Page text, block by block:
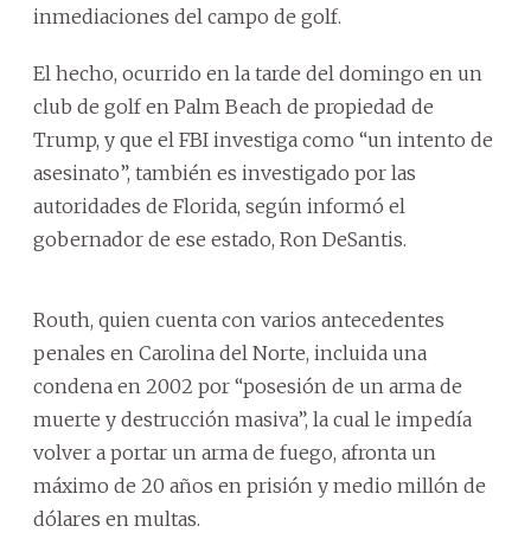
inmediaciones del campo de golf.
El hecho, ocurrido en la tarde del domingo en un
club de golf en Palm Beach de propiedad de
Trump, y que el FBI investiga como “un intento de
asesinato”, también es investigado por las
autoridades de Florida, según informó el
gobernador de ese estado, Ron DeSantis.
Routh, quien cuenta con varios antecedentes
penales en Carolina del Norte, incluida una
condena en 2002 por “posesión de un arma de
muerte y destrucción masiva”, la cual le impedía
volver a portar un arma de fuego, afronta un
máximo de 20 años en prisión y medio millón de
dólares en multas.